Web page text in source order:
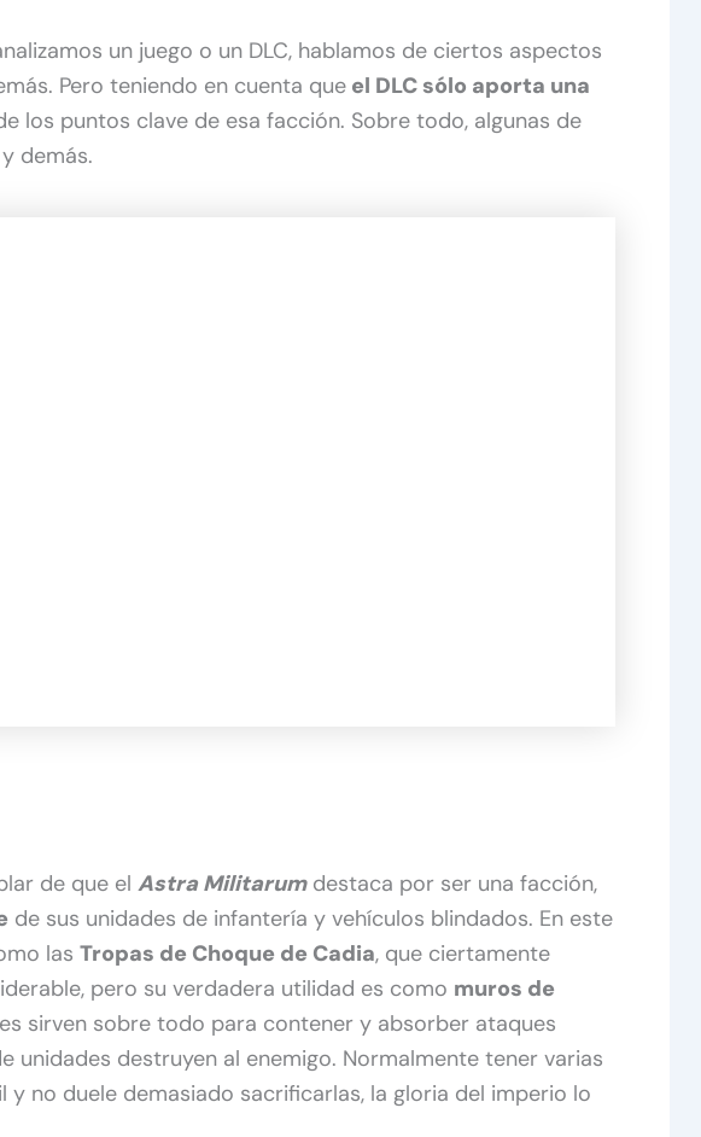
un juego o un DLC, hablamos de ciertos aspectos
Pero teniendo en cuenta que el DLC sólo aporta una
los puntos clave de esa facción. Sobre todo, algunas de
demás.
de que el Astra Militarumdestaca por ser una facción,
de sus unidades de infantería y vehículos blindados. En este
las Tropas de Choque de Cadia, que ciertamente
pero su verdadera utilidad es como muros de
sirven sobre todo para contener y absorber ataques
unidades destruyen al enemigo. Normalmente tener varias
y no duele demasiado sacrificarlas, la gloria del imperio lo